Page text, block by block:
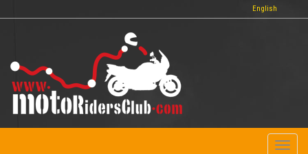
προς
περιεχόμενο
English